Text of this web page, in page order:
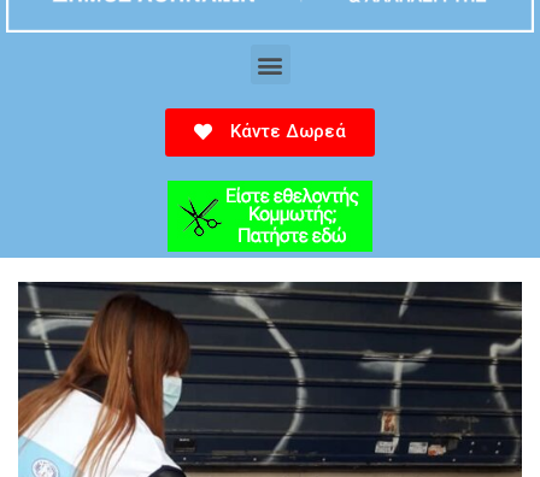
Κάντε Δωρεά